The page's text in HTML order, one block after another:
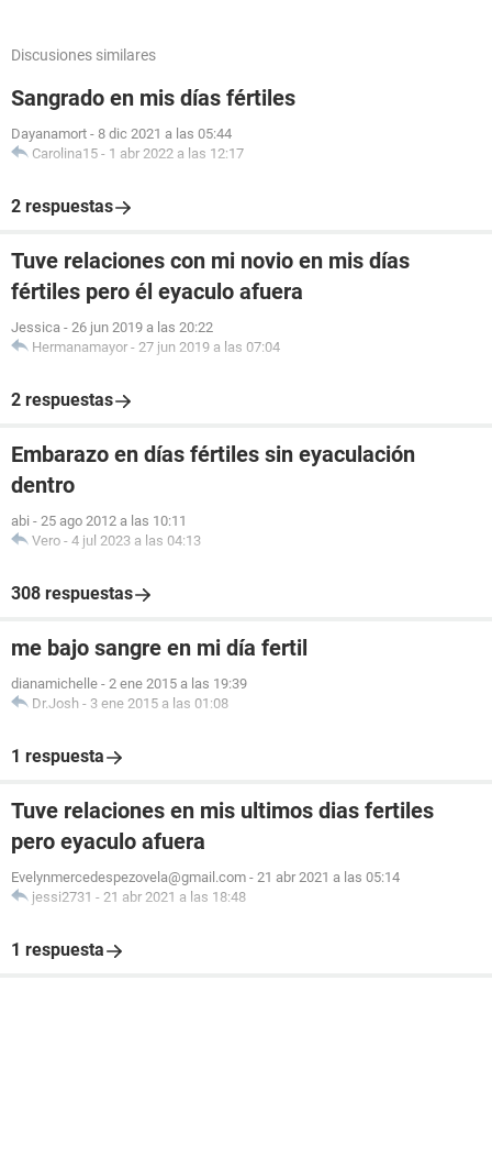
Discusiones similares
Sangrado en mis días fértiles
Dayanamort - 8 dic 2021 a las 05:44
Carolina15 - 1 abr 2022 a las 12:17
2 respuestas
Tuve relaciones con mi novio en mis días
fértiles pero él eyaculo afuera
Jessica - 26 jun 2019 a las 20:22
Hermanamayor - 27 jun 2019 a las 07:04
2 respuestas
Embarazo en días fértiles sin eyaculación
dentro
abi - 25 ago 2012 a las 10:11
Vero - 4 jul 2023 a las 04:13
308 respuestas
me bajo sangre en mi día fertil
dianamichelle - 2 ene 2015 a las 19:39
Dr.Josh - 3 ene 2015 a las 01:08
1 respuesta
Tuve relaciones en mis ultimos dias fertiles
pero eyaculo afuera
Evelynmercedespezovela@gmail.com - 21 abr 2021 a las 05:14
jessi2731 - 21 abr 2021 a las 18:48
1 respuesta